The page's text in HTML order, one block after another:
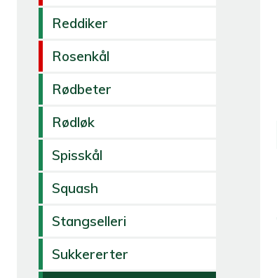
Reddiker
Rosenkål
Rødbeter
Rødløk
Spisskål
Squash
Stangselleri
Sukkererter